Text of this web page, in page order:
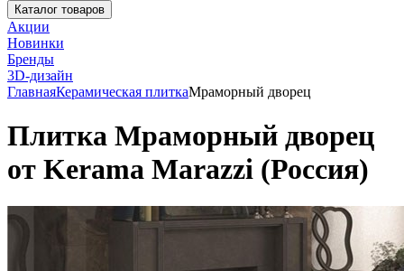
Каталог товаров
Акции
Новинки
Бренды
3D-дизайн
ГлавнаяКерамическая плиткаМраморный дворец
Плитка Мраморный дворец
от Kerama Marazzi (Россия)